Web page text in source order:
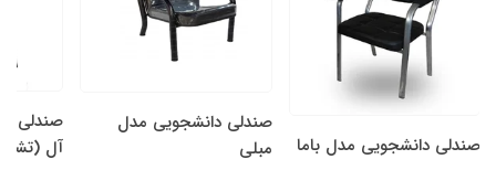
صندلی دانشجویی مدل باما
صندلی دانشجویی مدل
مبلی
صندلی
آل (تشک